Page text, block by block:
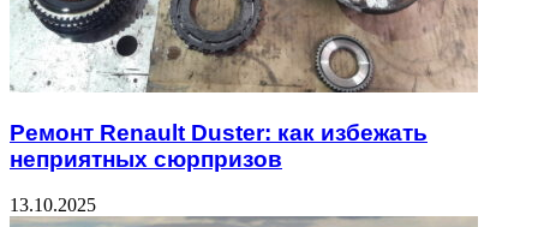
Ремонт Renault Duster: как избежать
неприятных сюрпризов
13.10.2025